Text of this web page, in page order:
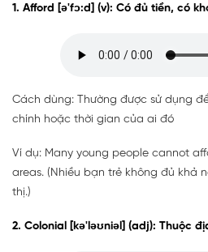
1. Afford [ə'fɔ:d] (v): Có đủ tiền, có
Cách dùng: Thường được sử dụng
chính hoặc thời gian của ai đó
Ví dụ: Many young people cannot
areas. (Nhiều bạn trẻ không đủ khả
thị.)
2. Colonial [kə'ləʊniəl] (adj): Thuộc